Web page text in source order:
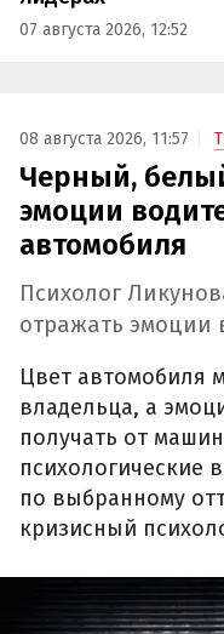
07 августа 2026, 12:52
08 августа 2026, 11:57
Черный,
эмоции
автомобиля
Психолог
отражать эмоции
Цвет автомобиля
владельца, а
получать от
психологические
по выбранному
кризисный